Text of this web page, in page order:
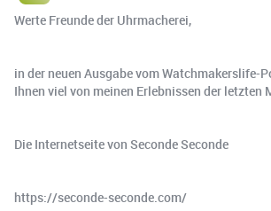
Werte Freunde der Uhrmacherei,
in der neuen Ausgabe vom Watchmakerslife-
Ihnen viel von meinen Erlebnissen der letzten
Die Internetseite von Seconde Seconde
https://seconde-seconde.com/